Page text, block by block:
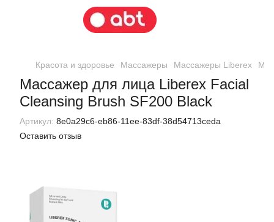
Красота и здоровье Массажеры Массажеры Liberex
Массажер для лица Liberex Facial
Cleansing Brush SF200 Black
Артикул: 8e0a29c6-eb86-11ee-83df-38d54713ceda
Оставить отзыв